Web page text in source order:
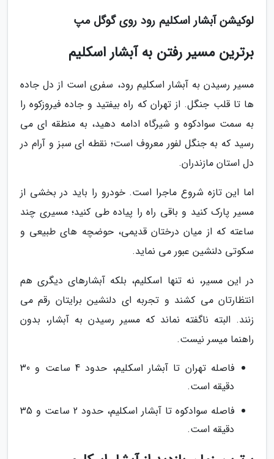
لوکیشن آبشار اسکلیم رود روی گوگل مپ
برترین مسیر رفتن به آبشار اسکلیم
مسیر رسیدن به آبشار اسکلیم رود، سفری است از دل جاده
ها تا قلب جنگل. از تهران که راه بیفتید و جاده فیروزکوه را
به سمت سوادکوه و شیرگاه ادامه دهید، به منطقه ای می
رسید که به جنگل لفور معروف است؛ نقطه ای سبز و آرام در
دل استان مازندران.
اما این تازه شروع ماجرا است. خودرو را باید در بخشی از
مسیر پارک کنید و باقی راه را پیاده طی کنید؛ مسیری چند
ساعته که از میان درختان قدیمی، حوضچه های طبیعی و
سکوتی دلنشین عبور می نماید.
در این مسیر، نه تنها اسکلیم، بلکه آبشارهای دیگری هم
انتظارتان می کشند و تجربه ای دلنشین برایتان رقم می
زنند. البته ناگفته نماند که مسیر رسیدن به آبشار، بدون
راهنما میسر نیست.
فاصله تهران تا آبشار اسکلیم، حدود 4 ساعت و 30
دقیقه است.
فاصله سوادکوه تا آبشار اسکلیم، حدود 2 ساعت و 35
دقیقه است.